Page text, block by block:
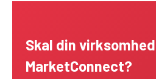
Skal din
MarketConnect?